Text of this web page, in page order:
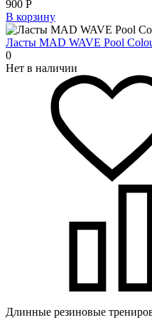
900 Р
В корзину
Ласты MAD WAVE Pool
0
Нет в наличии
Длинные резиновые